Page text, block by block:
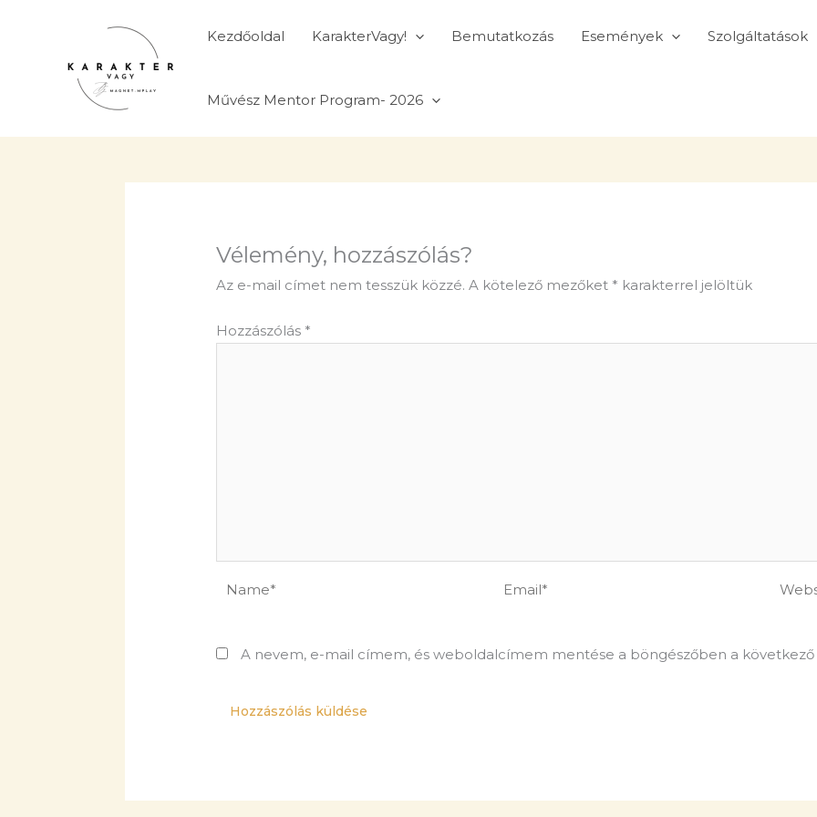
Kezdőoldal KarakterVagy! Bemutatkozás Események Szolgáltatások
Művész Mentor Program- 2026
Vélemény, hozzászólás?
Az e-mail címet nem tesszük közzé. A kötelező mezőket * karakterrel jelöltük
Hozzászólás *
Name* Email*
A nevem, e-mail címem, és weboldalcímem mentése a böngészőben a következő